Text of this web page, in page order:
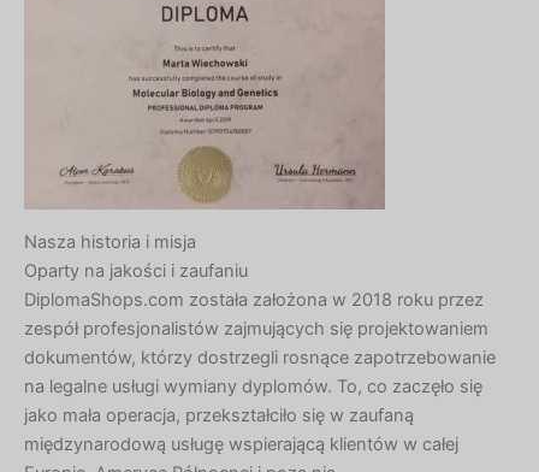
Nasza historia i misja
Oparty na jakości i zaufaniu
DiplomaShops.com została założona w 2018 roku przez
zespół profesjonalistów zajmujących się projektowaniem
dokumentów, którzy dostrzegli rosnące zapotrzebowanie
na legalne usługi wymiany dyplomów. To, co zaczęło się
jako mała operacja, przekształciło się w zaufaną
międzynarodową usługę wspierającą klientów w całej